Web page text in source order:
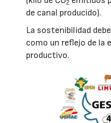
2
de canal producido).
La sostenibilidad
como un reflejo de la
productivo.